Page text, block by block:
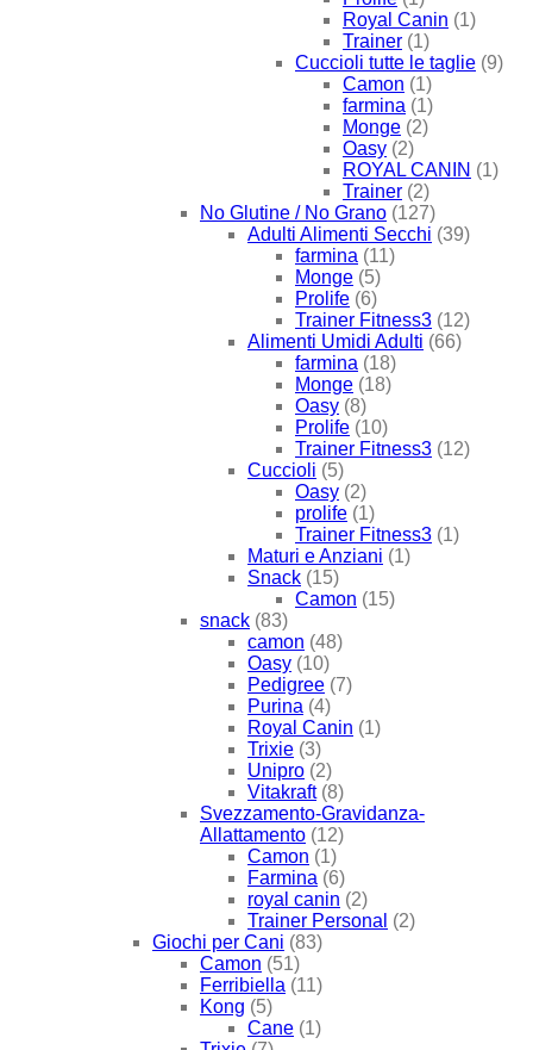
Royal Canin (1)
Trainer (1)
Cuccioli tutte le taglie (9)
Camon (1)
farmina (1)
Monge (2)
Oasy (2)
ROYAL CANIN (1)
Trainer (2)
No Glutine / No Grano (127)
Adulti Alimenti Secchi (39)
farmina (11)
Monge (5)
Prolife (6)
Trainer Fitness3 (12)
Alimenti Umidi Adulti (66)
farmina (18)
Monge (18)
Oasy (8)
Prolife (10)
Trainer Fitness3 (12)
Cuccioli (5)
Oasy (2)
prolife (1)
Trainer Fitness3 (1)
Maturi e Anziani (1)
Snack (15)
Camon (15)
snack (83)
camon (48)
Oasy (10)
Pedigree (7)
Purina (4)
Royal Canin (1)
Trixie (3)
Unipro (2)
Vitakraft (8)
Svezzamento-Gravidanza-
Allattamento (12)
Camon (1)
Farmina (6)
royal canin (2)
Trainer Personal (2)
Giochi per Cani (83)
Camon (51)
Ferribiella (11)
Kong (5)
Cane (1)